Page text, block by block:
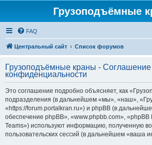
Грузоподъёмные
FAQ
Центральный сайт Список форумов
Грузоподъёмные краны -
конфиденциальности
Это соглашение подробно объясняет, как
подразделения (в дальнейшем «мы», «наш»,
«https://forum.portalkran.ru») и phpBB (в
обеспечение phpBB», «www.phpbb.com», «phpBB
Teams») используют информацию, полученную
пользовательских сессий (в дальнейшем «ваша